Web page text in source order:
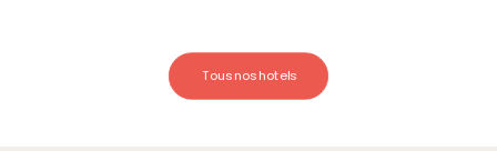
Tous nos hotels